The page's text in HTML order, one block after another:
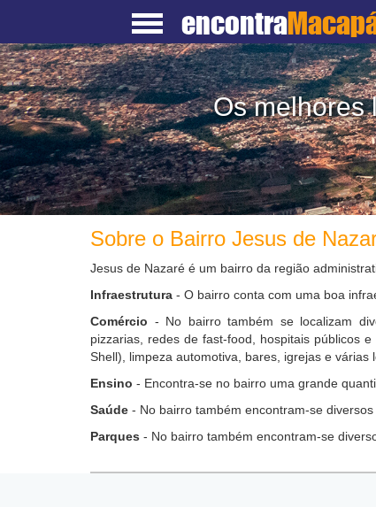
encontra
Os melhores
Sobre o Bairro Jesus de
Jesus de Nazaré é um bairro da região
Infraestrutura - O bairro conta com uma boa
Comércio - No bairro também se localizam
pizzarias, redes de fast-food, hospitais públicos
Shell), limpeza automotiva, bares, igrejas e várias
Ensino - Encontra-se no bairro uma grande
Saúde - No bairro também encontram-se
Parques - No bairro também encontram-se